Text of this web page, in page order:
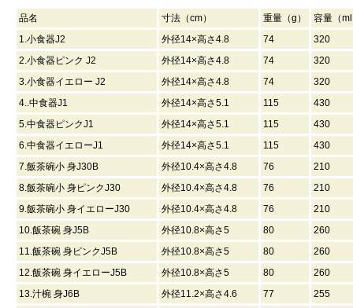
品名 寸法（cm） 重量（g）
容量（
1.小食器J2
外径14×高さ4.8 74
320
2.小食器ピンク J2
外径14×高さ4.8 74
320
3.小食器イエロー J2
外径14×高さ4.8 74
320
4..中食器J1
外径14×高さ5.1 115
430
5.中食器ピンクJ1
外径14×高さ5.1 115
430
6.中食器イエローJ1
外径14×高さ5.1 115
430
7.飯茶碗小 身J30B
外径10.4×高さ4.8 76
210
8.飯茶碗小 身ピンクJ30
外径10.4×高さ4.8 76
210
9.飯茶碗小 身イエローJ30
外径10.4×高さ4.8 76
210
10.飯茶碗 身J5B
外径10.8×高さ5 80
260
11.飯茶碗 身ピンクJ5B
外径10.8×高さ5 80
260
12.飯茶碗 身イエローJ5B
外径10.8×高さ5 80
260
13.汁椀 身J6B
外径11.2×高さ4.6 77
255